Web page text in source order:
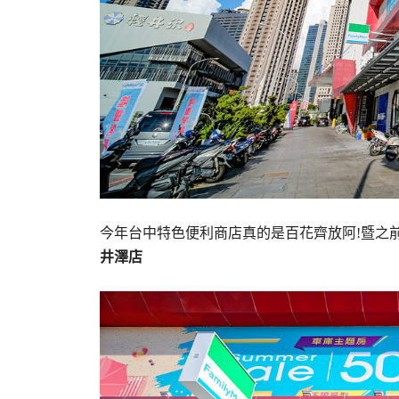
今年台中特色便利商店真的是百花齊放阿!暨之
井澤店